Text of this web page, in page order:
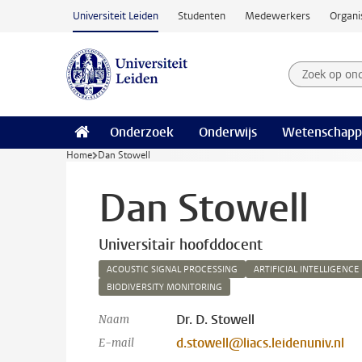
Ga naar hoofdinhoud
Universiteit Leiden Studenten Medewerkers
Zoek op
Zoekterm
Onderzoek Onderwijs
Home Dan Stowell
Dan Stowell
Universitair hoofddocent
ACOUSTIC SIGNAL PROCESSING ARTIFICIAL INTELLIGENCE
BIODIVERSITY MONITORING
Naam Dr. D. Stowell
E-mail d.stowell@liacs.leidenuniv.nl